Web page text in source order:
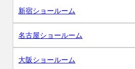
新宿ショールーム
名古屋ショールーム
大阪ショールーム